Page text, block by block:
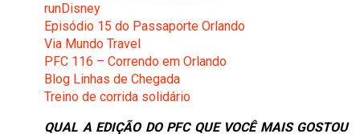
runDisney
Episódio 15 do Passaporte Orlando
Via Mundo Travel
PFC 116 – Correndo em Orlando
Blog Linhas de Chegada
Treino de corrida solidário
QUAL A EDIÇÃO DO PFC QUE VOCÊ MAIS GOSTOU